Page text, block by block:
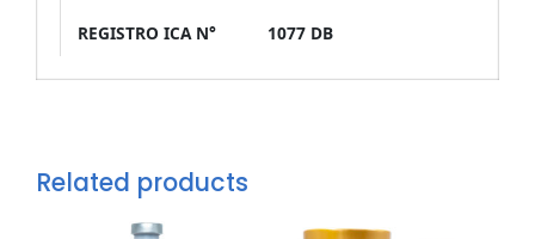
REGISTRO ICA N°
1077 DB
Related products